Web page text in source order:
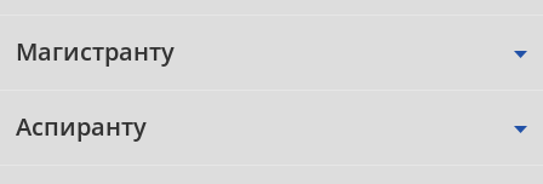
Магистранту
Аспиранту